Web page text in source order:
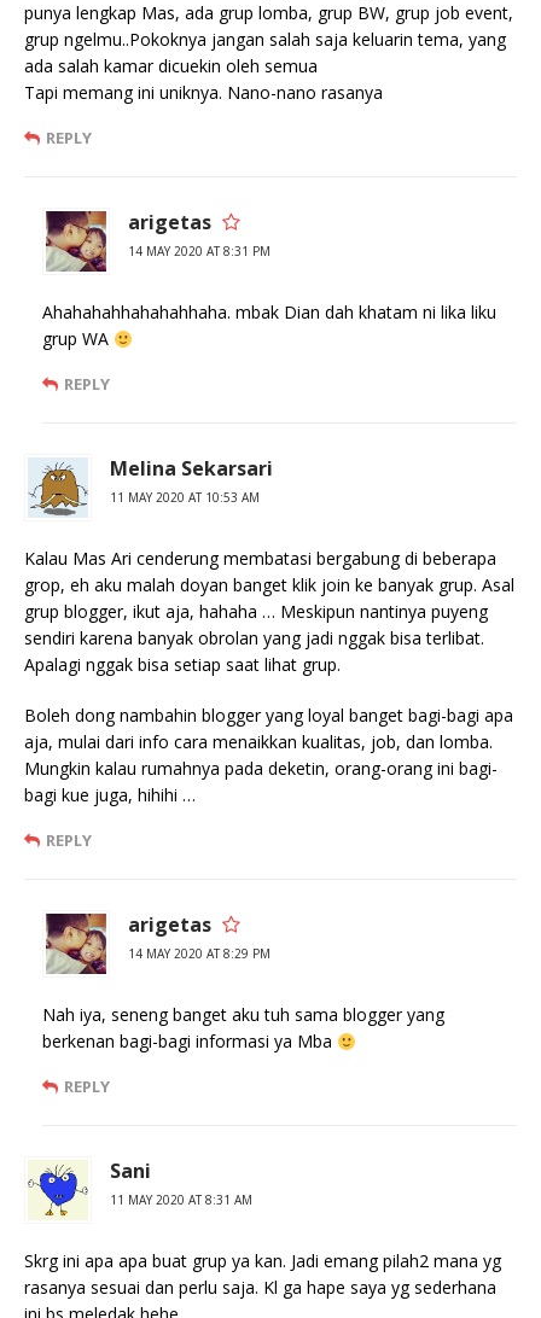
punya lengkap Mas, ada grup lomba, grup BW, grup job event,
grup ngelmu..Pokoknya jangan salah saja keluarin tema, yang
ada salah kamar dicuekin oleh semua
Tapi memang ini uniknya. Nano-nano rasanya
REPLY
arigetas
14 MAY 2020 AT 8:31 PM
Ahahahahhahahahhaha. mbak Dian dah khatam ni lika liku
grup WA
REPLY
Melina Sekarsari
11 MAY 2020 AT 10:53 AM
Kalau Mas Ari cenderung membatasi bergabung di beberapa
grop, eh aku malah doyan banget klik join ke banyak grup. Asal
grup blogger, ikut aja, hahaha … Meskipun nantinya puyeng
sendiri karena banyak obrolan yang jadi nggak bisa terlibat.
Apalagi nggak bisa setiap saat lihat grup.
Boleh dong nambahin blogger yang loyal banget bagi-bagi apa
aja, mulai dari info cara menaikkan kualitas, job, dan lomba.
Mungkin kalau rumahnya pada deketin, orang-orang ini bagi-
bagi kue juga, hihihi …
REPLY
arigetas
14 MAY 2020 AT 8:29 PM
Nah iya, seneng banget aku tuh sama blogger yang
berkenan bagi-bagi informasi ya Mba
REPLY
Sani
11 MAY 2020 AT 8:31 AM
Skrg ini apa apa buat grup ya kan. Jadi emang pilah2 mana yg
rasanya sesuai dan perlu saja. Kl ga hape saya yg sederhana